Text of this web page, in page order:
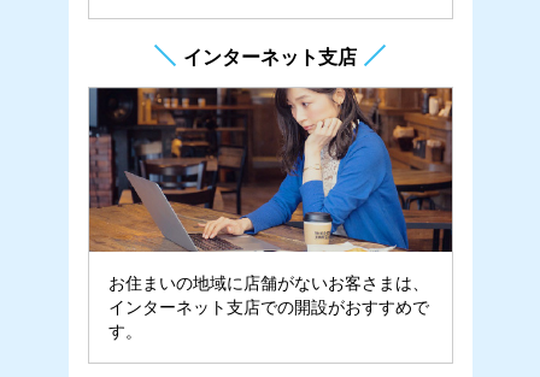
インターネット支店
お住まいの地域に店舗がないお客さまは、
インターネット支店での開設がおすすめで
す。